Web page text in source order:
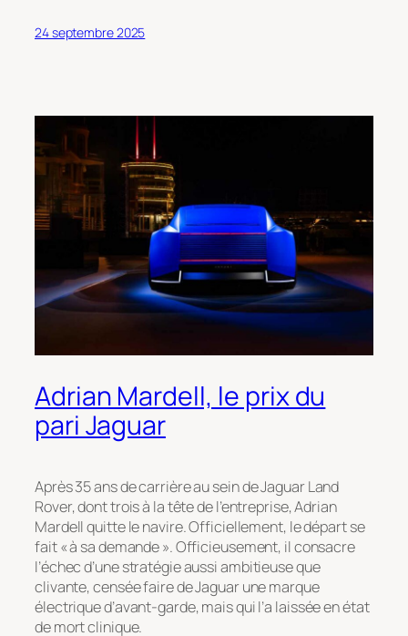
24 septembre 2025
Adrian Mardell, le prix du
pari Jaguar
Après 35 ans de carrière au sein de Jaguar Land
Rover, dont trois à la tête de l’entreprise, Adrian
Mardell quitte le navire. Officiellement, le départ se
fait « à sa demande ». Officieusement, il consacre
l’échec d’une stratégie aussi ambitieuse que
clivante, censée faire de Jaguar une marque
électrique d’avant-garde, mais qui l’a laissée en état
de mort clinique.